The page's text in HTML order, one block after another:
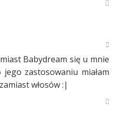
Babydream się u mnie
zastosowaniu miałam
włosów :|